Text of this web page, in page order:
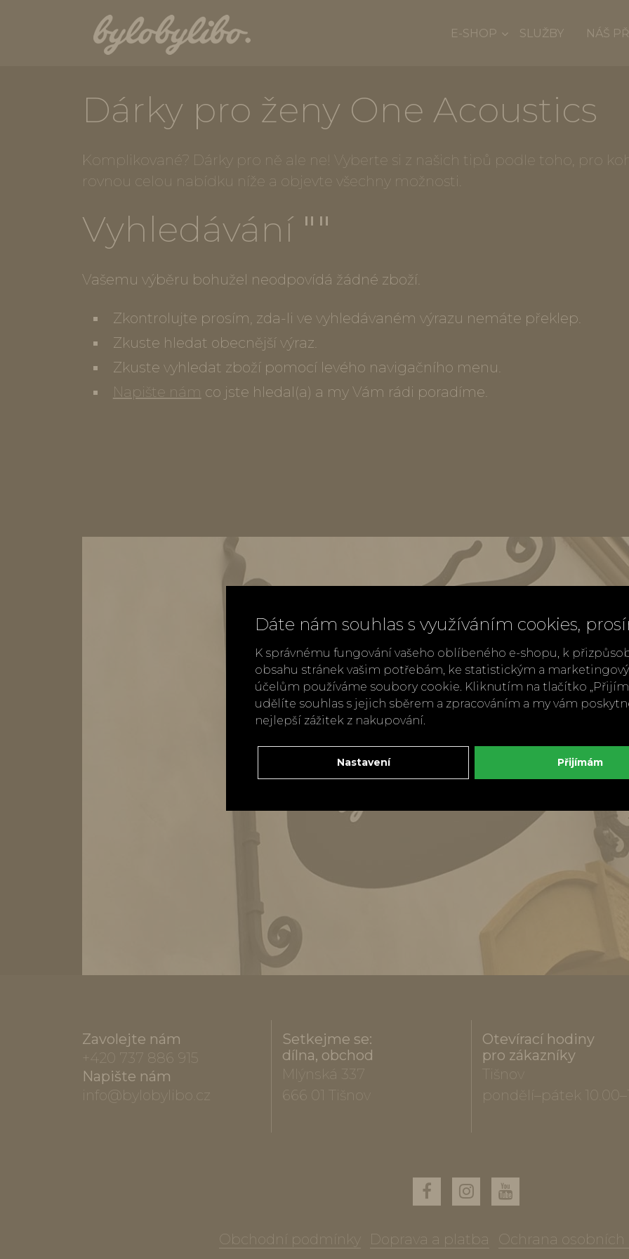
Dárky pro ženy One Acoustics
Komplikované? Dárky pro ně ale ne! Vyberte si z našich tipů podle toho, pro
rovnou celou nabídku níže a objevte všechny možnosti.
Vyhledávání ""
Vašemu výběru bohužel neodpovídá žádné zboží.
Zkontrolujte prosím, zda-li ve vyhledávaném výrazu nemáte překlep.
Zkuste hledat obecnější výraz.
Zkuste vyhledat zboží pomocí levého navigačního menu.
Napište nám co jste hledal(a) a my Vám rádi poradíme.
Zavolejte nám
+420 737 886 915
Napište nám
info@bylobylibo.cz
Setkejme se:
dílna, obchod
Mlýnská 337
666 01 Tišnov
Otevírací hodiny
pro zákazníky
Tišnov
pondělí–pátek
Obchodní podmínky Doprava a platba Ochrana
E-SHOP SLUŽBY NÁŠ
Dáte nám souhlas s využíváním cookies,
K správnému fungování vašeho oblíbeného e-shopu, k
obsahu stránek vašim potřebám, ke statistickým a
účelům používáme soubory cookie. Kliknutím na tlačítko
udělíte souhlas s jejich sběrem a zpracováním a my vám
nejlepší zážitek z nakupování.
Nastavení Přijímám